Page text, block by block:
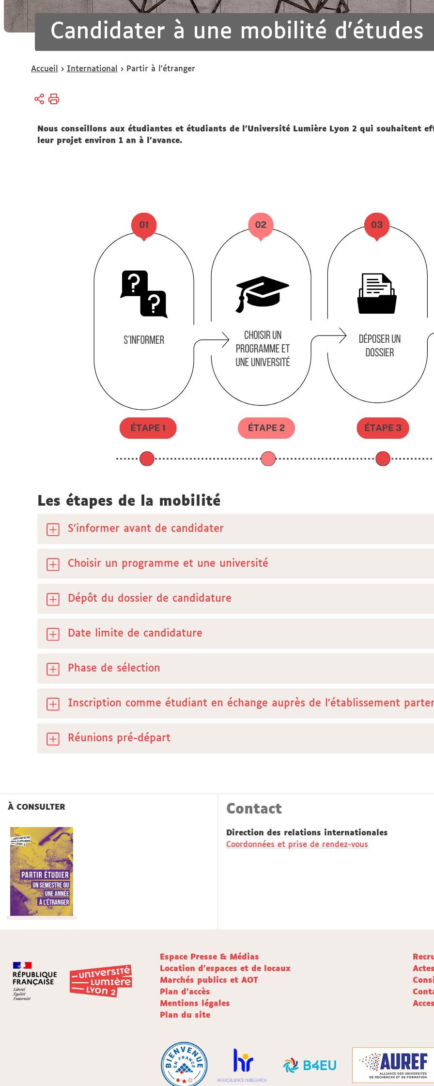
Candidater à une mobilité d'études
Vous
ici :
Accueil International Partir à l'étranger
Nous conseillons aux étudiantes et étudiants de l'Université Lumière Lyon 2 qui souhaitent
leur projet environ 1 an à l'avance.
Les étapes de la mobilité
S'informer avant de candidater
Choisir un programme et une université
Dépôt du dossier de candidature
Date limite de candidature
Phase de sélection
Inscription comme étudiant en échange auprès de l'établissement
Réunions pré-départ
À CONSULTER Contact
Direction des relations internationales
Coordonnées et prise de rendez-vous
Espace Presse & Médias
Location d'espaces et de locaux
Marchés publics et AOT
Plan d'accès
Mentions légales
Plan du site